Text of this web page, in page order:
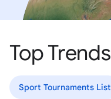
Top Trends
Sport Tournaments List